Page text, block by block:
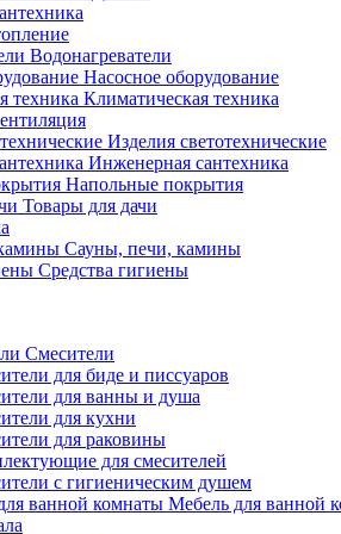
Водонагреватели
Насосное оборудование
Климатическая техника
Изделия светотехнические
Инженерная сантехника
Напольные покрытия
Товары для дачи
Сауны, печи, камины
Средства гигиены
Смесители
для биде и писсуаров
для ванны и душа
для кухни
для раковины
для смесителей
с гигиеническим душем
Мебель для ванной